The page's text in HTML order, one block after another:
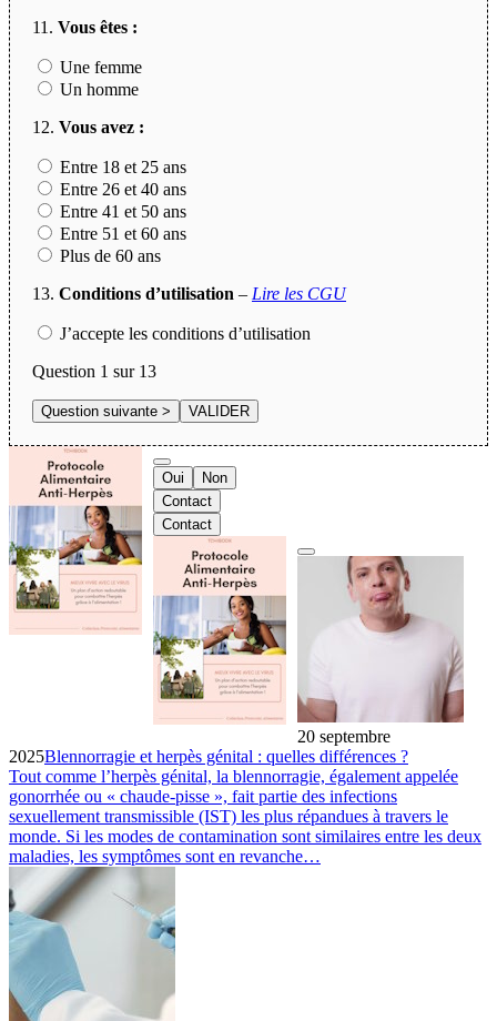
11. Vous êtes :
Une femme
Un homme
12. Vous avez :
Entre 18 et 25 ans
Entre 26 et 40 ans
Entre 41 et 50 ans
Entre 51 et 60 ans
Plus de 60 ans
13. Conditions d’utilisation – Lire les CGU
J’accepte les conditions d’utilisation
Question 1 sur 13
Oui
Non
Contact
Contact
20 septembre
2025Blennorragie et herpès génital : quelles différences ?
Tout comme l’herpès génital, la blennorragie, également appelée
gonorrhée ou « chaude-pisse », fait partie des infections
sexuellement transmissible (IST) les plus répandues à travers le
monde. Si les modes de contamination sont similaires entre les deux
maladies, les symptômes sont en revanche…